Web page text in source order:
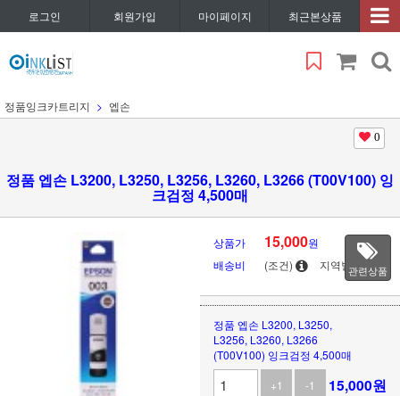
로그인 회원가입 마이페이지 최근본상품
정품잉크카트리지 엡손
0
정품 엡손 L3200, L3250, L3256, L3260, L3266 (T00V100) 잉
크검정 4,500매
상품가 15,000원
배송비
(조건) 지역별관련상품
정품 엡손 L3200, L3250,
L3256, L3260, L3266
(T00V100) 잉크검정 4,500매
+1
-1 15,000원